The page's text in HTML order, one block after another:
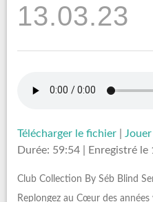
13.03.23
Télécharger le fichier
Durée: 59:54
Enregistré le
Club Collection By Séb Blind
Replongez au Cœur des